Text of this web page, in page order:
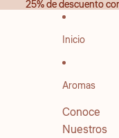
25% de descuento
25% de descuento
Inicio
Aromas
Conoce
Nuestros